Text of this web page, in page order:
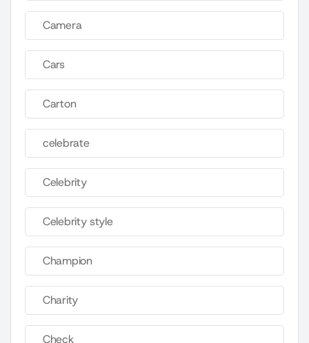
Camera
Cars
Carton
celebrate
Celebrity
Celebrity style
Champion
Charity
Check